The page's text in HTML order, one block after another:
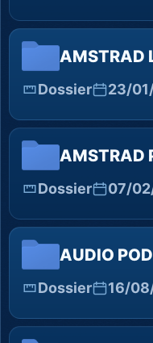
AMSTRAD
Dossier 23/
AMSTRAD
Dossier 07/
AUDIO
Dossier 16/